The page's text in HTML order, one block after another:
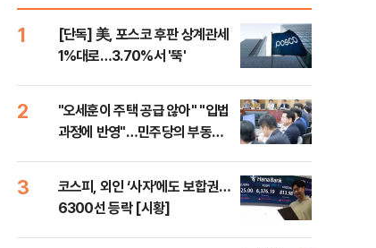
1
[단독] 美, 포스코 후판 상계관세
1%대로…3.70%서 '뚝'
2
"오세훈이 주택 공급 않아" "입법
과정에 반영"…민주당의 부동산
3
코스피, 외인 ‘사자’에도 보합권…
6300선 등락 [시황]